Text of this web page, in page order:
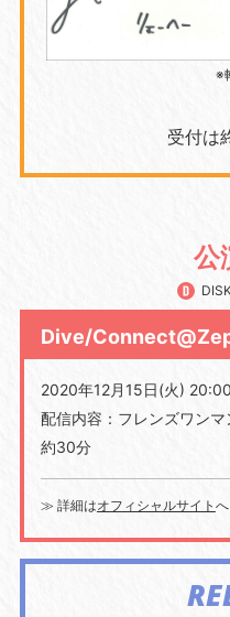
※
受付は
公
Dive/
2020年12月15日(火)
配信内容：フレンズワン
約30分
≫ 詳細はオフィシャルサイト へ